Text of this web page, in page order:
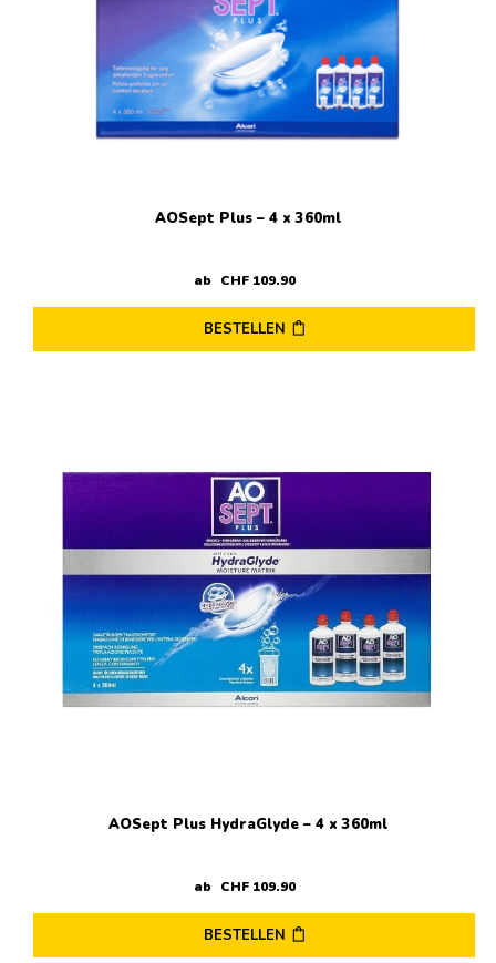
AOSept Plus – 4 x 360ml
ab CHF 109.90
BESTELLEN
AOSept Plus HydraGlyde – 4 x 360ml
ab CHF 109.90
BESTELLEN